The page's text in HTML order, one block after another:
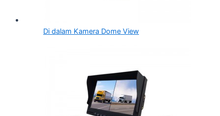
Di dalam Kamera Dome View